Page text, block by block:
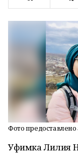
Фото предоставлено
Уфимка Лилия